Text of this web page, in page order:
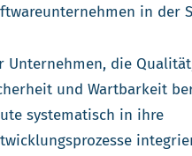
in der
Unternehmen, die
und Wartbarkeit
systematisch in ihre